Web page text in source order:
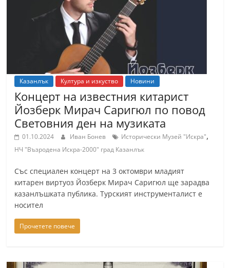
Казанлък Култура и изкуство Новини
Концерт на известния китарист
Йозберк Мирач Саригюл по повод
Световния ден на музиката
01.10.2024 Иван Бонев Исторически Музей "Искра",
НЧ "Възродена Искра-2000" град Казанлък
Със специален концерт на 3 октомври младият
китарен виртуоз Йозберк Мирач Саригюл ще зарадва
казанлъшката публика. Турският инструменталист е
носител
Прочетете повече